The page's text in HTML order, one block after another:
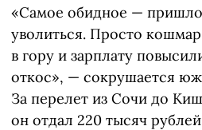
«Самое обидное —
уволиться. Просто
в гору и зарплату
откос», — сокрушается
За перелет из Сочи до
он отдал 220 тысяч